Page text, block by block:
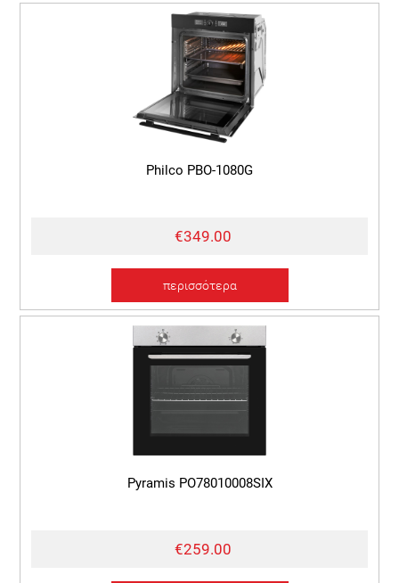
Philco PBO-1080G
€349.00
περισσότερα
Pyramis PO78010008SIX
€259.00